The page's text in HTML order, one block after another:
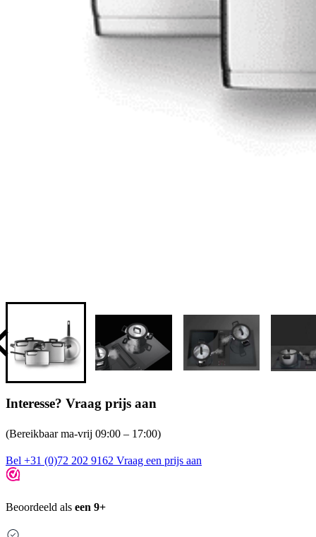
Interesse? Vraag prijs aan
(Bereikbaar ma-vrij 09:00 – 17:00)
Bel +31 (0)72 202 9162 Vraag een prijs aan
Beoordeeld als een 9+